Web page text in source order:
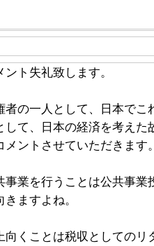
ント失礼致します。
者の一人として、日本で
して、日本の経済を考え
メントさせていただきます
事業を行うことは公共事
ますよね。
向くことは税収としての